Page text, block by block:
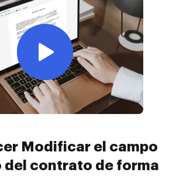
Modificar el campo
del contrato de forma